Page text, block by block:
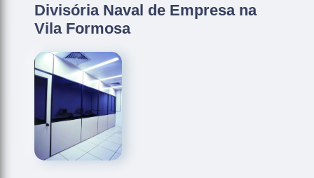
Divisória Naval de Empresa na
Vila Formosa